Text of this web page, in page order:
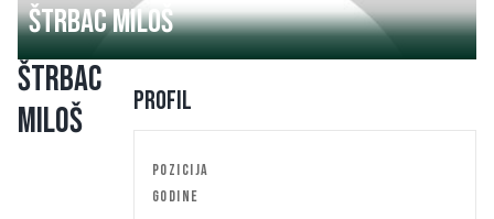
Štrbac Miloš
Štrbac
Miloš
Profil
POZICIJA
GODINE